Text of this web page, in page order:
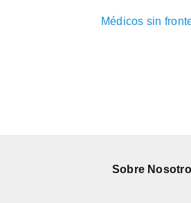
Médicos sin
Sobre